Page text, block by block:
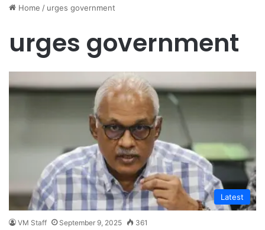
Home / urges government
urges government
Latest
VM Staff September 9, 2025 361